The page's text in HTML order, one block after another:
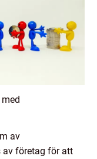
av
av företag för att